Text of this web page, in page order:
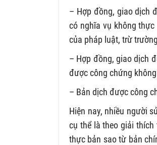
– Hợp đồng, giao dịch
có nghĩa vụ không
của pháp luật, trừ
– Hợp đồng, giao dịch
được công chứng
– Bản dịch được công
Hiện nay, nhiều người
cụ thể là theo giải
thực bản sao từ bản